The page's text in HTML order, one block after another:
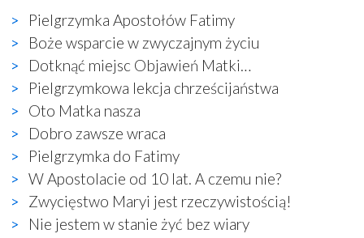
skrzynkę na narzędzia? Albo co powiedzieć o ustawionym
tuż przy nowej bazylice wielkim krzyżu, na którym
zamiast Chrystusa umieszczono dziwaczną postać jakby
wyjętą ze starożytnych hieroglifów? W kulturowym
kontekście naszych czasów to raczej karykatura niż godny
wizerunek Zbawiciela…
Zatem nawet w bezpośrednim otoczeniu sanktuarium
naocznie przekonaliśmy się, że wewnątrz Kościoła toczy
się ogromna walka o kształt katolicyzmu i o serca
wierzących. Do czego to zmaganie może prowadzić,
widzieliśmy w urokliwym, niewielkim mieście Obidos,
gdzie w miejscu dawnego kościoła działa dzisiaj…
księgarnia.
Pielgrzymka Apostołów Fatimy
Boże wsparcie w zwyczajnym życiu
Dotknąć miejsc Objawień Matki…
Pielgrzymkowa lekcja chrześcijaństwa
Oto Matka nasza
Dobro zawsze wraca
Pielgrzymka do Fatimy
W Apostolacie od 10 lat. A czemu nie?
Zwycięstwo Maryi jest rzeczywistością!
Nie jestem w stanie żyć bez wiary